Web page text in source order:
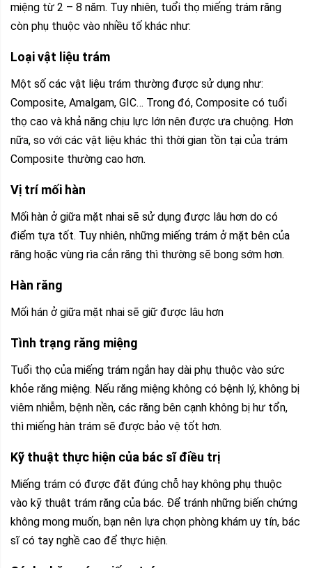
miệng từ 2 – 8 năm. Tuy nhiên, tuổi thọ miếng trám răng
còn phụ thuộc vào nhiều tố khác như:
Loại vật liệu trám
Một số các vật liệu trám thường được sử dụng như:
Composite, Amalgam, GIC… Trong đó, Composite có tuổi
thọ cao và khả năng chịu lực lớn nên được ưa chuộng. Hơn
nữa, so với các vật liệu khác thì thời gian tồn tại của trám
Composite thường cao hơn.
Vị trí mối hàn
Mối hàn ở giữa mặt nhai sẽ sử dụng được lâu hơn do có
điểm tựa tốt. Tuy nhiên, những miếng trám ở mặt bên của
răng hoặc vùng rìa cắn răng thì thường sẽ bong sớm hơn.
Hàn răng
Mối hán ở giữa mặt nhai sẽ giữ được lâu hơn
Tình trạng răng miệng
Tuổi thọ của miếng trám ngắn hay dài phụ thuộc vào sức
khỏe răng miệng. Nếu răng miệng không có bệnh lý, không bị
viêm nhiễm, bệnh nền, các răng bên cạnh không bị hư tổn,
thì miếng hàn trám sẽ được bảo vệ tốt hơn.
Kỹ thuật thực hiện của bác sĩ điều trị
Miếng trám có được đặt đúng chỗ hay không phụ thuộc
vào kỹ thuật trám răng của bác. Để tránh những biến chứng
không mong muốn, bạn nên lựa chọn phòng khám uy tín, bác
sĩ có tay nghề cao để thực hiện.